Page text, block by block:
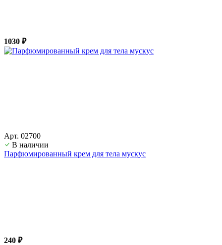
1030 ₽
Арт. 02700
В наличии
Парфюмированный крем для тела мускус
240 ₽